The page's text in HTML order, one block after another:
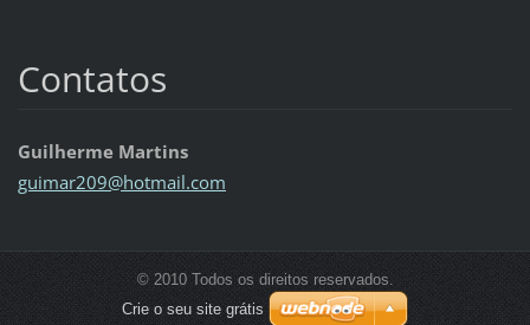
Contatos
Guilherme Martins
guimar209@hotmail.com
© 2010 Todos os direitos reservados.
Crie o seu site grátis